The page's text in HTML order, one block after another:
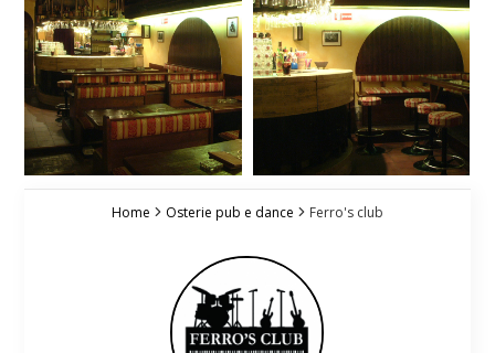
Home Osterie pub e dance Ferro's club